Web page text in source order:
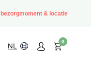
bezorgmoment & locatie
NL
0